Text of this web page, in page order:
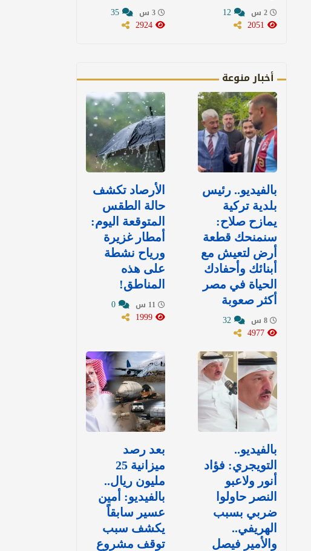
أخبار منوعة
بالفيديو.. رئيس
بلدية تركية
يمازح صلاح:
سنمنحك قطعة
أرض لتعيش مع
أبنائك وأحفادك
الحياة في مصر
أكثر صعوبة
الأرصاد تكشف
حالة الطقس
المتوقعة اليوم:
أمطار غزيرة
ورياح نشطة
على هذه
المناطق!
بالفيديو..
التويجري: فؤاد
أنور ولاعبو
النصر حاولوا
ضربي بسبب
الهريفي..
والأمير فيصل
بعد رصد
ميزانية 25
مليون ريال..
بالفيديو: أمين
عسير سابقاً
يكشف سبب
توقف مشروع